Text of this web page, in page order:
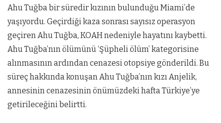
Ahu Tuğba bir süredir kızının bulunduğu Miami’de
yaşıyordu. Geçirdiği kaza sonrası sayısız operasyon
geçiren Ahu Tuğba, KOAH nedeniyle hayatını kaybetti.
Ahu Tuğba’nın ölümünü ‘Şüpheli ölüm’ kategorisine
alınmasının ardından cenazesi otopsiye gönderildi. Bu
süreç hakkında konuşan Ahu Tuğba’nın kızı Anjelik,
annesinin cenazesinin önümüzdeki hafta Türkiye’ye
getirileceğini belirtti.